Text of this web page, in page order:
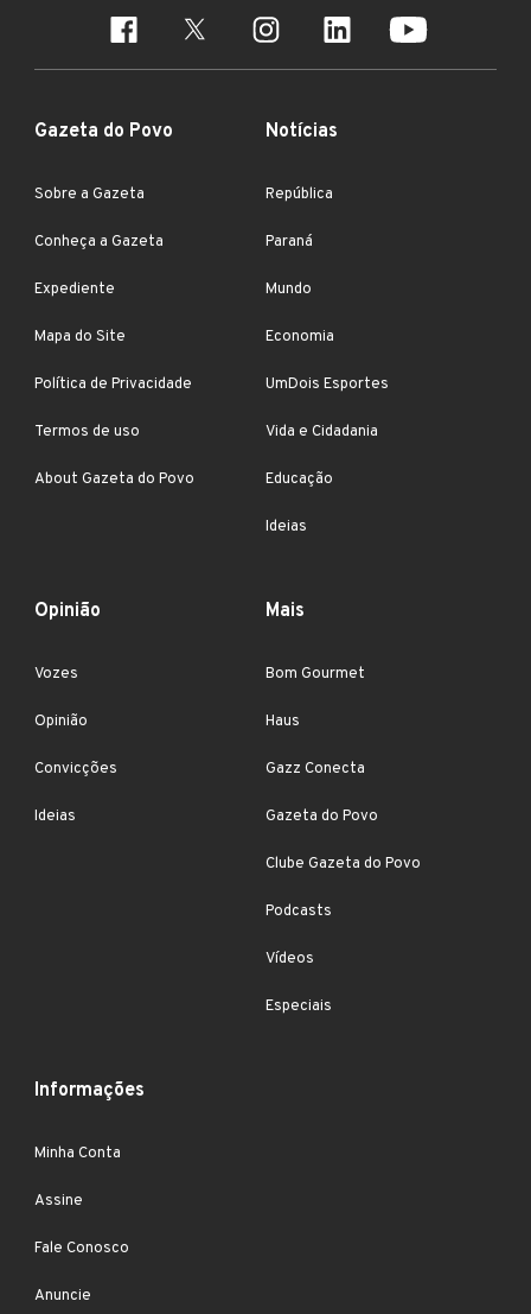
Gazeta do Povo
Sobre a Gazeta
Conheça a Gazeta
Expediente
Mapa do Site
Política de Privacidade
Termos de uso
About Gazeta do Povo
Notícias
República
Paraná
Mundo
Economia
UmDois Esportes
Vida e Cidadania
Educação
Ideias
Opinião
Vozes
Opinião
Convicções
Ideias
Mais
Bom Gourmet
Haus
Gazz Conecta
Gazeta do Povo
Clube Gazeta do Povo
Podcasts
Vídeos
Especiais
Informações
Minha Conta
Assine
Fale Conosco
Anuncie